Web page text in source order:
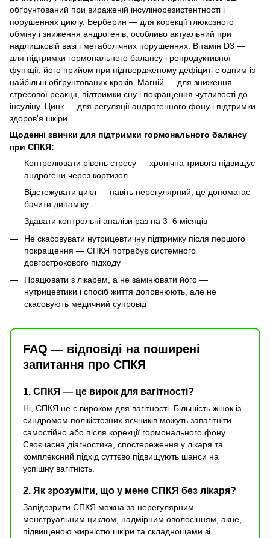
обґрунтований при вираженій інсулінорезистентності і
порушеннях циклу. Берберин — для корекції глюкозного
обміну і зниження андрогенів; особливо актуальний при
надлишковій вазі і метаболічних порушеннях. Вітамін D3 —
для підтримки гормонального балансу і репродуктивної
функції; його прийом при підтвердженому дефіциті є одним із
найбільш обґрунтованих кроків. Магній — для зниження
стресової реакції, підтримки сну і покращення чутливості до
інсуліну. Цинк — для регуляції андрогенного фону і підтримки
здоров'я шкіри.
Щоденні звички для підтримки гормонального балансу
при СПКЯ:
Контролювати рівень стресу — хронічна тривога підвищує
андрогени через кортизол
Відстежувати цикл — навіть нерегулярний; це допомагає
бачити динаміку
Здавати контрольні аналізи раз на 3–6 місяців
Не скасовувати нутрицевтичну підтримку після першого
покращення — СПКЯ потребує системного
довгострокового підходу
Працювати з лікарем, а не замінювати його —
нутрицевтики і спосіб життя доповнюють, але не
скасовують медичний супровід
FAQ — відповіді на поширені
запитання про СПКЯ
1. СПКЯ — це вирок для вагітності?
Ні, СПКЯ не є вироком для вагітності. Більшість жінок із
синдромом полікістозних яєчників можуть завагітніти
самостійно або після корекції гормонального фону.
Своєчасна діагностика, спостереження у лікаря та
комплексний підхід суттєво підвищують шанси на
успішну вагітність.
2. Як зрозуміти, що у мене СПКЯ без лікаря?
Запідозрити СПКЯ можна за нерегулярним
менструальним циклом, надмірним оволосінням, акне,
підвищеною жирністю шкіри та складнощами зі